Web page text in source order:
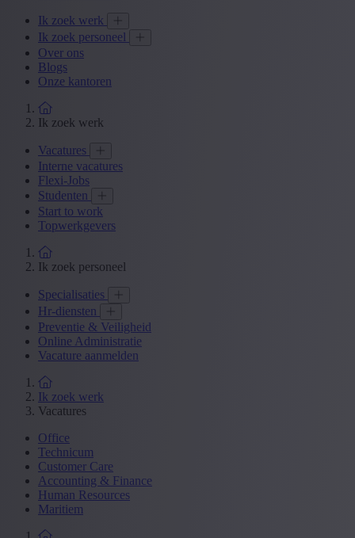
Ik zoek werk
Ik zoek personeel
Over ons
Blogs
Onze kantoren
Ik zoek werk
Vacatures
Interne vacatures
Flexi-Jobs
Studenten
Start to work
Topwerkgevers
Ik zoek personeel
Specialisaties
Hr-diensten
Preventie & Veiligheid
Online Administratie
Vacature aanmelden
Ik zoek werk
Vacatures
Office
Technicum
Customer Care
Accounting & Finance
Human Resources
Maritiem